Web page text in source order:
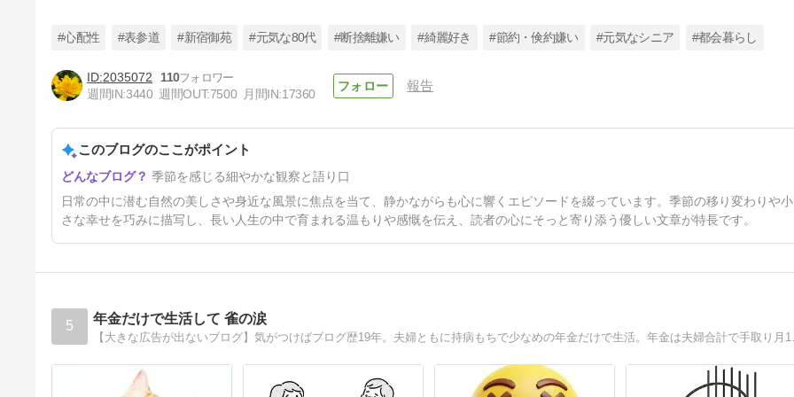
せともの市2026
2日前
#心配性 #表参道 #新宿御苑 #元気な80代 #断捨離嫌い #綺麗好き #節約・倹約嫌い #元気なシニア #都会暮らし
2035072
110
週間IN:3440 週間OUT:7500 月間IN:17360
報告
このブログのここがポイント
季節を感じる細やかな観察と語り口
日常の中に潜む自然の美しさや身近な風景に焦点を当て、静かながらも心に響くエピソードを綴っています。季節の移り変わりや小
さな幸せを巧みに描写し、長い人生の中で育まれる温もりや感慨を伝え、読者の心にそっと寄り添う優しい文章が特長です。
5 年金だけで生活して 雀の涙